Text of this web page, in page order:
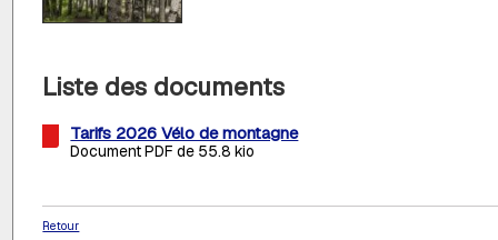
Liste des documents
Tarifs 2026 Vélo de montagne
Document PDF de 55.8 kio
Retour